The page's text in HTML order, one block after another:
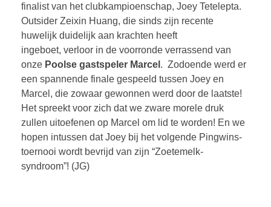
finalist van het clubkampioenschap, Joey Tetelepta.
Outsider Zeixin Huang, die sinds zijn recente
huwelijk duidelijk aan krachten heeft
ingeboet, verloor in de voorronde verrassend van
onze Poolse gastspeler Marcel . Zodoende werd er
een spannende finale gespeeld tussen Joey en
Marcel, die zowaar gewonnen werd door de laatste!
Het spreekt voor zich dat we zware morele druk
zullen uitoefenen op Marcel om lid te worden! En we
hopen intussen dat Joey bij het volgende Pingwins-
toernooi wordt bevrijd van zijn “Zoetemelk-
syndroom”! (JG)